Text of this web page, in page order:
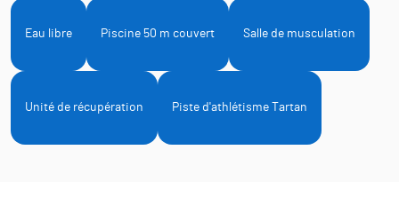
Eau libre Piscine 50 m couvert Salle de musculation
Unité de récupération Piste d'athlétisme Tartan